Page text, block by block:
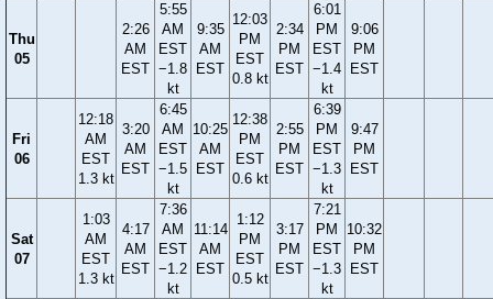
Thu
05
2:26
AM
EST
5:55
AM
EST
−1.8
kt
9:35
AM
EST
12:03
PM
EST
0.8 kt
2:34
PM
EST
6:01
PM
EST
−1.4
kt
9:06
PM
EST
Fri
06
12:18
AM
EST
1.3 kt
3:20
AM
EST
6:45
AM
EST
−1.5
kt
10:25
AM
EST
12:38
PM
EST
0.6 kt
2:55
PM
EST
6:39
PM
EST
−1.3
kt
9:47
PM
EST
Sat
07
1:03
AM
EST
1.3 kt
4:17
AM
EST
7:36
AM
EST
−1.2
kt
11:14
AM
EST
1:12
PM
EST
0.5 kt
3:17
PM
EST
7:21
PM
EST
−1.3
kt
10:32
PM
EST